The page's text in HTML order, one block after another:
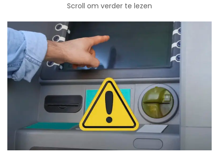
Scroll om verder te lezen